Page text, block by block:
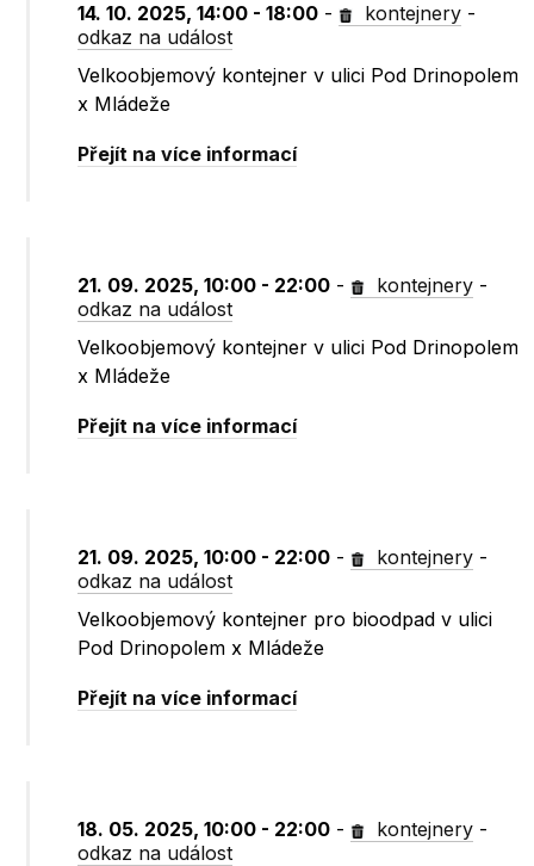
14. 10. 2025, 14:00 - 18:00 - kontejnery -
odkaz na událost
Velkoobjemový kontejner v ulici Pod Drinopolem
x Mládeže
Přejít na více informací
21. 09. 2025, 10:00 - 22:00 - kontejnery -
odkaz na událost
Velkoobjemový kontejner v ulici Pod Drinopolem
x Mládeže
Přejít na více informací
21. 09. 2025, 10:00 - 22:00 - kontejnery -
odkaz na událost
Velkoobjemový kontejner pro bioodpad v ulici
Pod Drinopolem x Mládeže
Přejít na více informací
18. 05. 2025, 10:00 - 22:00 - kontejnery -
odkaz na událost